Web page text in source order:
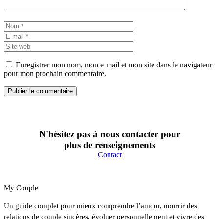
Nom
mail
web
Enregistrer mon nom, mon e-mail et mon site dans le navigateur
pour mon prochain commentaire.
N'hésitez pas à nous contacter pour
plus de renseignements
Contact
My Couple
Un guide complet pour mieux comprendre l’amour, nourrir des
relations de couple sincères, évoluer personnellement et vivre des